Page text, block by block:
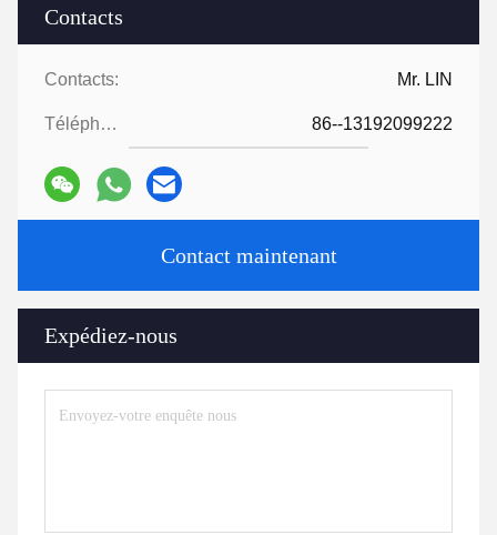
Contacts
Contacts: Mr. LIN
Téléphone: 86--13192099222
Contact maintenant
Expédiez-nous